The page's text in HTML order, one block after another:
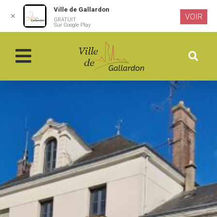
contenu
✕
Ville de Gallardon
GRATUIT
Sur Google Play
VOIR